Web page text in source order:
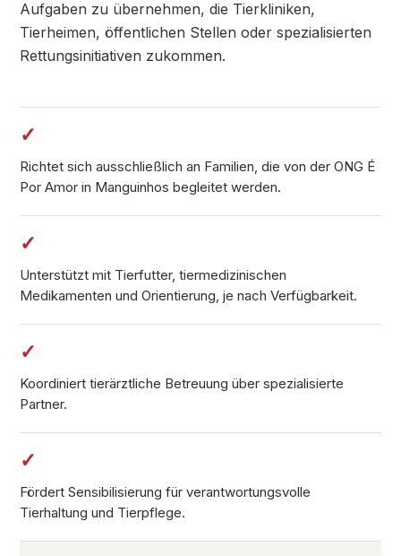
Aufgaben zu übernehmen, die Tierkliniken,
Tierheimen, öffentlichen Stellen oder spezialisierten
Rettungsinitiativen zukommen.
✓
Richtet sich ausschließlich an Familien, die von der ONG É
Por Amor in Manguinhos begleitet werden.
✓
Unterstützt mit Tierfutter, tiermedizinischen
Medikamenten und Orientierung, je nach Verfügbarkeit.
✓
Koordiniert tierärztliche Betreuung über spezialisierte
Partner.
✓
Fördert Sensibilisierung für verantwortungsvolle
Tierhaltung und Tierpflege.